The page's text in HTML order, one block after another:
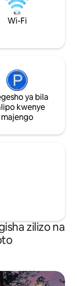
Wi-Fi
ya bila
kwenye
majengo
zilizo na